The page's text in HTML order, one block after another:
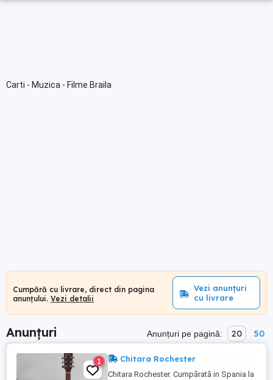
Carti - Muzica - Filme Braila
Cumpără cu livrare, direct din pagina
anunțului. Vezi detalii
Vezi anunțuri
cu livrare
Anunțuri Anunțuri pe pagină: 20 50
1 Chitara Rochester
Chitara Rochester. Cumpărată in Spania la